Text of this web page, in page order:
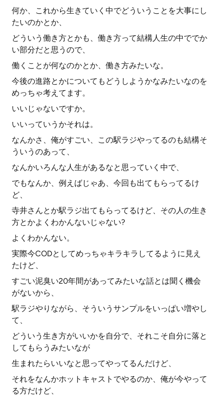
何か、これから生きていく中でどういうことを大事にし
たいのかとか、
どういう働き方とかも、働き方って結構人生の中ででか
い部分だと思うので、
働くことが何なのかとか、働き方みたいな。
今後の進路とかについてもどうしようかなみたいなのを
めっちゃ考えてます。
いいじゃないですか。
いいっていうかそれは。
なんかさ、俺がすごい、この駅ラジやってるのも結構そ
ういうのあって、
なんかいろんな人生があるなと思っていく中で、
でもなんか、例えばじゃあ、今回も出てもらってるけ
ど、
寺井さんとか駅ラジ出てもらってるけど、その人の生き
方とかよくわかんないじゃない?
よくわかんない。
実際今CODとしてめっちゃキラキラしてるように見え
たけど、
すごい泥臭い20年間があってみたいな話とは聞く機会
がないから、
駅ラジやりながら、そういうサンプルをいっぱい増やし
て、
どういう生き方がいいかを自分で、それこそ自分に落と
してもらうみたいなが
生まれたらいいなと思ってやってるんだけど、
それをなんかホットキャストでやるのか、俺が今やって
る方だけど、